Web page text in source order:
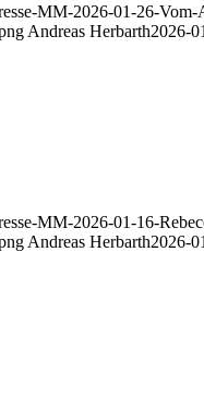
MM-2026-01-26-
Andreas Herbarth2026-
MM-2026-01-16-
Andreas Herbarth2026-